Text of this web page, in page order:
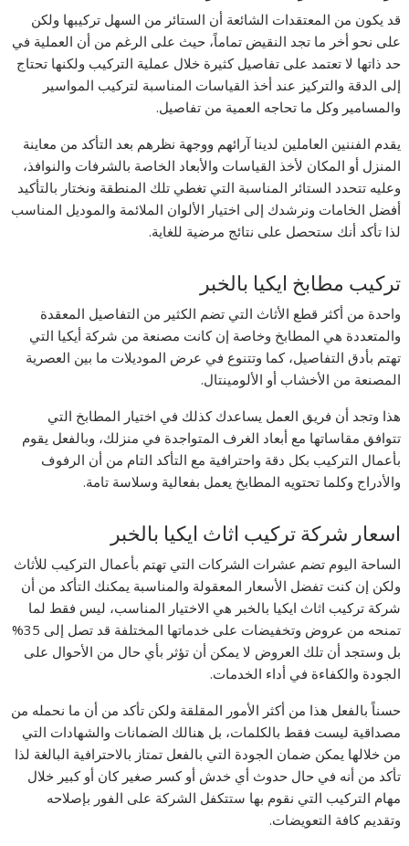
قد يكون من المعتقدات الشائعة أن الستائر من السهل تركيبها ولكن
على نحو أخر ما تجد النقيض تماماً، حيث على الرغم من أن العملية في
حد ذاتها لا تعتمد على تفاصيل كثيرة خلال عملية التركيب ولكنها تحتاج
إلى الدقة والتركيز عند أخذ القياسات المناسبة لتركيب المواسير
والمسامير وكل ما تحاجه العمية من تفاصيل.
يقدم الفننين العاملين لدينا آرائهم ووجهة نظرهم بعد التأكد من معاينة
المنزل أو المكان لأخذ القياسات والأبعاد الخاصة بالشرفات والنوافذ،
وعليه تتحدد الستائر المناسبة التي تغطي تلك المنطقة ونختار بالتأكيد
أفضل الخامات ونرشدك إلى اختيار الألوان الملائمة والموديل المناسب
لذا تأكد أنك ستحصل على نتائج مرضية للغاية.
تركيب مطابخ ايكيا بالخبر
واحدة من أكثر قطع الأثاث التي تضم الكثير من التفاصيل المعقدة
والمتعددة هي المطابخ وخاصة إن كانت مصنعة من شركة أيكيا التي
تهتم بأدق التفاصيل، كما وتتنوع في عرض الموديلات ما بين العصرية
المصنعة من الأخشاب أو الألومينتال.
هذا وتجد أن فريق العمل يساعدك كذلك في اختيار المطابخ التي
تتوافق مقاساتها مع أبعاد الغرف المتواجدة في منزلك، وبالفعل يقوم
بأعمال التركيب بكل دقة واحترافية مع التأكد التام من أن الرفوف
والأدراج وكلما تحتويه المطابخ يعمل بفعالية وسلاسة تامة.
اسعار شركة تركيب اثاث ايكيا بالخبر
الساحة اليوم تضم عشرات الشركات التي تهتم بأعمال التركيب للأثاث
ولكن إن كنت تفضل الأسعار المعقولة والمناسبة يمكنك التأكد من أن
شركة تركيب اثاث ايكيا بالخبر هي الاختيار المناسب، ليس فقط لما
تمنحه من عروض وتخفيضات على خدماتها المختلفة قد تصل إلى 35%
بل وستجد أن تلك العروض لا يمكن أن تؤثر بأي حال من الأحوال على
الجودة والكفاءة في أداء الخدمات.
حسناً بالفعل هذا من أكثر الأمور المقلقة ولكن تأكد من أن ما نحمله من
مصداقية ليست فقط بالكلمات، بل هنالك الضمانات والشهادات التي
من خلالها يمكن ضمان الجودة التي بالفعل تمتاز بالاحترافية البالغة لذا
تأكد من أنه في حال حدوث أي خدش أو كسر صغير كان أو كبير خلال
مهام التركيب التي نقوم بها ستتكفل الشركة على الفور بإصلاحه
وتقديم كافة التعويضات.